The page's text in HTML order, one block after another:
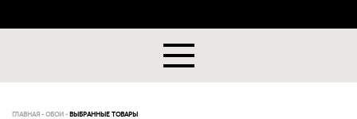
ГЛАВНАЯ - ОБОИ - ВЫБРАННЫЕ ТОВАРЫ